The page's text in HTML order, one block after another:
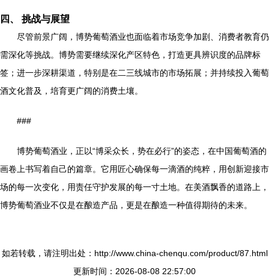
四、 挑战与展望
尽管前景广阔，博势葡萄酒业也面临着市场竞争加剧、消费者教育仍
需深化等挑战。博势需要继续深化产区特色，打造更具辨识度的品牌标
签；进一步深耕渠道，特别是在二三线城市的市场拓展；并持续投入葡萄
酒文化普及，培育更广阔的消费土壤。
###
博势葡萄酒业，正以“博采众长，势在必行”的姿态，在中国葡萄酒的
画卷上书写着自己的篇章。它用匠心确保每一滴酒的纯粹，用创新迎接市
场的每一次变化，用责任守护发展的每一寸土地。在美酒飘香的道路上，
博势葡萄酒业不仅是在酿造产品，更是在酿造一种值得期待的未来。
如若转载，请注明出处：http://www.china-chenqu.com/product/87.html
更新时间：2026-08-08 22:57:00